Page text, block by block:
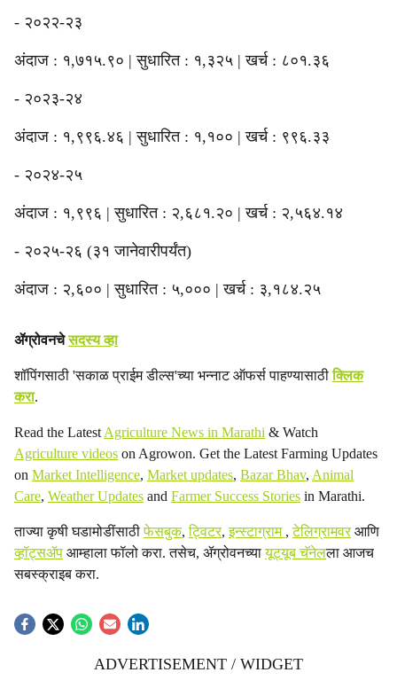
- २०२२-२३
अंदाज : १,७१५.९० | सुधारित : १,३२५ | खर्च : ८०१.३६
- २०२३-२४
अंदाज : १,९९६.४६ | सुधारित : १,१०० | खर्च : ९९६.३३
- २०२४-२५
अंदाज : १,९९६ | सुधारित : २,६८१.२० | खर्च : २,५६४.१४
- २०२५-२६ (३१ जानेवारीपर्यंत)
अंदाज : २,६०० | सुधारित : ५,००० | खर्च : ३,१८४.२५
ॲग्रोवनचेसदस्य व्हा
शॉपिंगसाठी 'सकाळ प्राईम डील्स'च्या भन्नाट ऑफर्स पाहण्यासाठीक्लिक
करा.
Read the Latest Agriculture News in Marathi & Watch
Agriculture videos on Agrowon. Get the Latest Farming Updates
on Market Intelligence, Market updates, Bazar Bhav, Animal
Care, Weather Updates and Farmer Success Stories in Marathi.
ताज्या कृषी घडामोडींसाठीफेसबुक,ट्विटर,इन्स्टाग्राम ,टेलिग्रामवरआणि
व्हॉट्सॲप आम्हाला फॉलो करा. तसेच, ॲग्रोवनच्यायूट्यूब चॅनेलला आजच
सबस्क्राइब करा.
ADVERTISEMENT / WIDGET